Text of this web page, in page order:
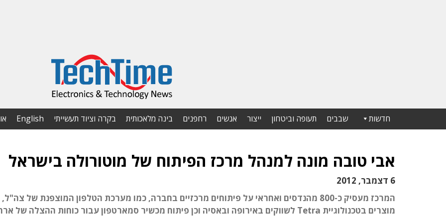
חדשות שבבים תעופה וביטחון ייצור אנשים רחפנים בינה מלאכותית בקרה וציוד תעשייתי English
אבי טובה מונה למנהל מרכז הפיתוח של מוטורולה בישראל
6 דצמבר, 2012
המרכז מעסיק כ-800 מהנדסים ואחראי על פיתוחים מרכזיים בחברה, כמו מערכת הטלפון המוצפנת של צה"ל,
מוצרים בטכנולוגיית Tetra לשווקים באירופה ובאסיה וכן פיתוח מכשיר סמארטפון עבור כוחות ההצלה של ארה"ב